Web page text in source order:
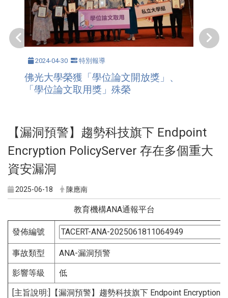
2024-04-30 特別報導
佛光大學榮獲「學位論文開放獎」、
「學位論文取用獎」殊榮
【漏洞預警】趨勢科技旗下 Endpoint
Encryption PolicyServer 存在多個重大
資安漏洞
2025-06-18 陳應南
教育機構ANA通報平台
發佈編號
事故類型 ANA-漏洞預警
影響等級 低
[主旨說明:]【漏洞預警】趨勢科技旗下 Endpoint Encryption